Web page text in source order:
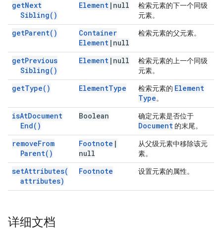
getNext
Sibling( )
Element | null
检索元素的下一个同级
元素。
getParent( )
Container
Element | null
检索元素的父元素。
getPrevious
Sibling( )
Element | null
检索元素的上一个同级
元素。
getType( ) ElementType 检索元素的 Element
Type。
isAtDocument
End( )
Boolean 确定元素是否位于
Document 的末尾。
removeFrom
Parent( )
Footnote |
null
从父级元素中移除该元
素。
setAttributes(
attributes)
Footnote 设置元素的属性。
详细文档